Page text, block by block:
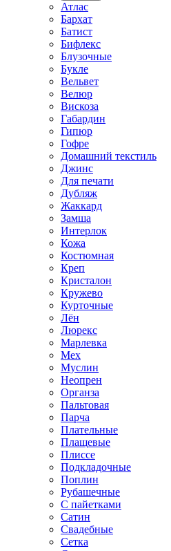
Атлас
Бархат
Батист
Бифлекс
Блузочные
Букле
Вельвет
Велюр
Вискоза
Габардин
Гипюр
Гофре
Домашний текстиль
Джинс
Для печати
Дубляж
Жаккард
Замша
Интерлок
Кожа
Костюмная
Креп
Кристалон
Кружево
Курточные
Лён
Люрекс
Марлевка
Мех
Муслин
Неопрен
Органза
Пальтовая
Парча
Плательные
Плащевые
Плиссе
Подкладочные
Поплин
Рубашечные
С пайетками
Сатин
Свадебные
Сетка